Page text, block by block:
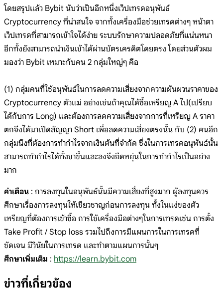
โดยสรุปแล้ว Bybit นับว่าเป็นอีกหนึ่งเว็ปเทรดอนุพันธ์
Cryptocurrency ที่น่าสนใจ จากทั้งเครื่องมือช่วยเทรดต่างๆ หน้าตา
เว็ปเทรดที่สามารถเข้าใจได้ง่าย ระบบรักษาความปลอดภัยที่แน่นหนา
อีกทั้งยังสามารถนำเงินเข้าได้ผ่านบัตรเครดิตโดยตรง โดยส่วนตัวผม
มองว่า Bybit เหมาะกับคน 2 กลุ่มใหญ่ๆ คือ
(1) กลุ่มคนที่ใช้อนุพันธ์ในการลดความเสี่ยงจากความผันผวนราคาของ
Cryptocurrency ตัวแม่ อย่างเช่นถ้าคุณได้ซื้อเหรียญ A ไป(เปรียบ
ได้กับการ Long) และต้องการลดความเสี่ยงจากการที่เหรียญ A ราคา
ตกจึงได้มาเปิดสัญญา Short เพื่อลดความเสี่ยงตรงนั้น กับ (2) คนอีก
กลุ่มนึงที่ต้องการทำกำไรจากเงินต้นที่จำกัด ซึ่งในการเทรดอนุพันธ์นั้น
สามารถทำกำไรได้ทั้งขาขึ้นและลงจึงยืดหยุ่นในการทำกำไรเป็นอย่าง
มาก
คำเตือน : การลงทุนในอนุพันธ์นั้นมีความเสี่ยงที่สูงมาก ผู้ลงทุนควร
ศึกษาเรื่องการลงทุนให้เชียวชาญก่อนการลงทุน ทั้งในแง่ของตัว
เหรียญที่ต้องการเข้าซื้อ การใช้เครื่องมือต่างๆในการเทรดเช่น การตั้ง
Take Profit / Stop loss รวมไปถึงการมีแผนการในการเทรดที่
ชัดเจน มีวินัยในการเทรด และทำตามแผนการนั้นๆ
ศึกษาเพิ่มเติม : https://learn.bybit.com
ข่าวที่เกี่ยวข้อง